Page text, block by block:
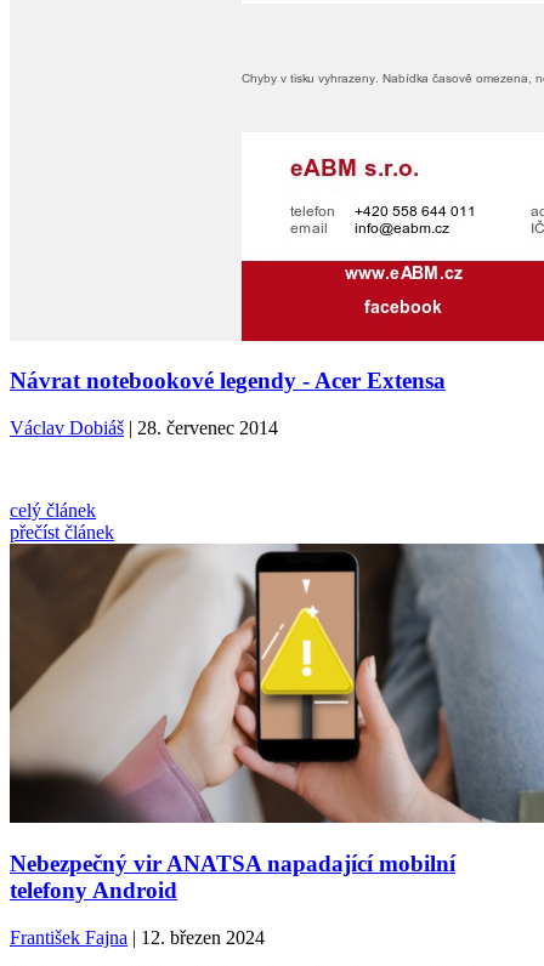
Návrat notebookové legendy - Acer Extensa
Václav Dobiáš | 28. červenec 2014
celý článek
přečíst článek
Nebezpečný vir ANATSA napadající mobilní
telefony Android
František Fajna | 12. březen 2024